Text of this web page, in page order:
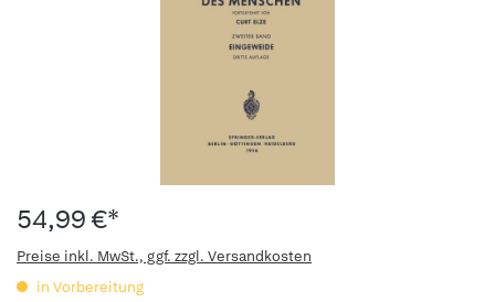
54,99 €*
Preise inkl. MwSt., ggf. zzgl. Versandkosten
in Vorbereitung